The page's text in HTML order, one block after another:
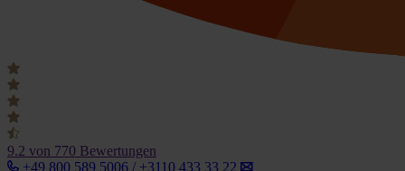
9.2 von 770 Bewertungen
+49 800 589 5006 / +3110 433 33 22